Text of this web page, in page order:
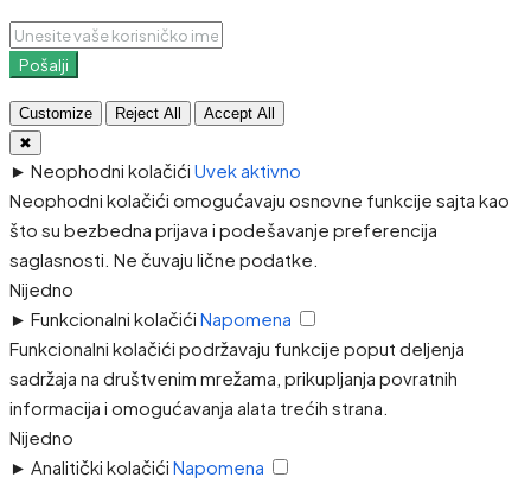
Pošalji
Customize Reject All
Accept All
✖
► Neophodni kolačići Uvek aktivno
Neophodni kolačići omogućavaju osnovne funkcije sajta kao
što su bezbedna prijava i podešavanje preferencija
saglasnosti. Ne čuvaju lične podatke.
Nijedno
► Funkcionalni kolačići Napomena
Funkcionalni kolačići podržavaju funkcije poput deljenja
sadržaja na društvenim mrežama, prikupljanja povratnih
informacija i omogućavanja alata trećih strana.
Nijedno
► Analitički kolačići Napomena